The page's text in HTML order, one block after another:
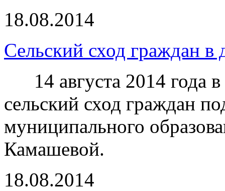
18.08.2014
Сельский сход граждан
14 августа 2014 года в
сельский сход граждан
муниципального
Камашевой.
18.08.2014